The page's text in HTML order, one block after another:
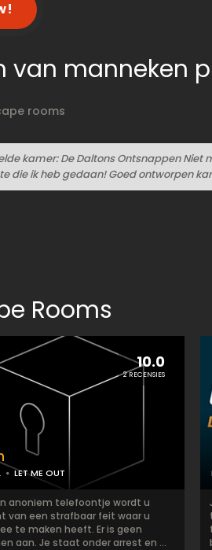
van manneken
rooms
kamer: De Daltons Ontsnappen
die ik heb gedaan! Goed ontworpen
Rooms
10.0
2 RECENSIES
LET ME OUT
anoniem telefoontje wordt u
van een strafbaar feit waar u
te maken heeft. Er is geen
aan. Je staat onder arrest en ...